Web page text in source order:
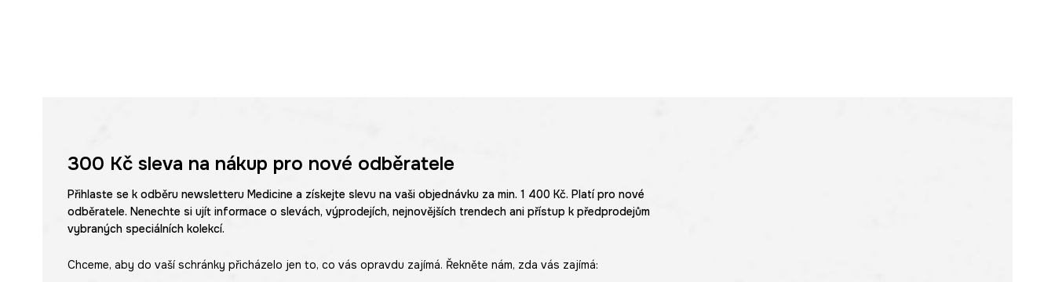
300 Kčsleva na nákup pro nové odběratele
Přihlaste se k odběru newsletteru Medicine a získejte slevu na vaši objednávku za min. 1 400 Kč. Platí pro nové
odběratele. Nenechte si ujít informace o slevách, výprodejích, nejnovějších trendech ani přístup k předprodejům
vybraných speciálních kolekcí.
Chceme, aby do vaší schránky přicházelo jen to, co vás opravdu zajímá. Řekněte nám, zda vás zajímá: